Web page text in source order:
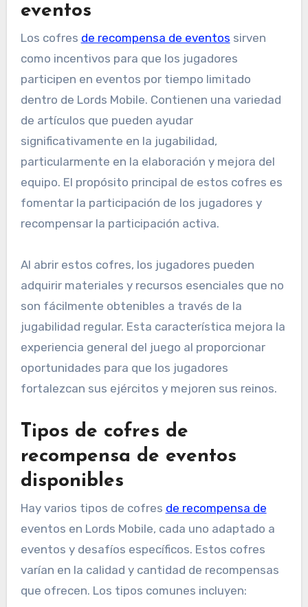
eventos
Los cofres de recompensa de eventos sirven
como incentivos para que los jugadores
participen en eventos por tiempo limitado
dentro de Lords Mobile. Contienen una variedad
de artículos que pueden ayudar
significativamente en la jugabilidad,
particularmente en la elaboración y mejora del
equipo. El propósito principal de estos cofres es
fomentar la participación de los jugadores y
recompensar la participación activa.
Al abrir estos cofres, los jugadores pueden
adquirir materiales y recursos esenciales que no
son fácilmente obtenibles a través de la
jugabilidad regular. Esta característica mejora la
experiencia general del juego al proporcionar
oportunidades para que los jugadores
fortalezcan sus ejércitos y mejoren sus reinos.
Tipos de cofres de
recompensa de eventos
disponibles
Hay varios tipos de cofres de recompensa de
eventos en Lords Mobile, cada uno adaptado a
eventos y desafíos específicos. Estos cofres
varían en la calidad y cantidad de recompensas
que ofrecen. Los tipos comunes incluyen: